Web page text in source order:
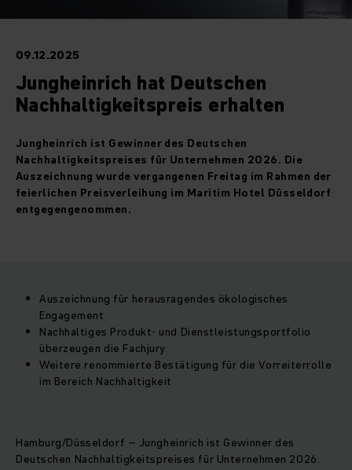
09.12.2025
Jungheinrich hat Deutschen
Nachhaltigkeitspreis erhalten
Jungheinrich ist Gewinner des Deutschen
Nachhaltigkeitspreises für Unternehmen 2026. Die
Auszeichnung wurde vergangenen Freitag im Rahmen der
feierlichen Preisverleihung im Maritim Hotel Düsseldorf
entgegengenommen.
Auszeichnung für herausragendes ökologisches
Engagement
Nachhaltiges Produkt- und Dienstleistungsportfolio
überzeugen die Fachjury
Weitere renommierte Bestätigung für die Vorreiterrolle
im Bereich Nachhaltigkeit
Hamburg/Düsseldorf – Jungheinrich ist Gewinner des
Deutschen Nachhaltigkeitspreises für Unternehmen 2026.